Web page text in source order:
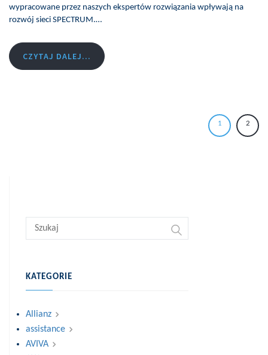
wypracowane przez naszych ekspertów rozwiązania wpływają na
rozwój sieci SPECTRUM.…
CZYTAJ DALEJ...
1 2
KATEGORIE
Allianz
assistance
AVIVA